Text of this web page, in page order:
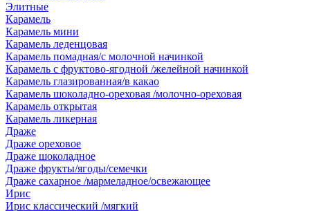
Элитные
Карамель
Карамель мини
Карамель леденцовая
Карамель помадная/с молочной начинкой
Карамель с фруктово-ягодной /желейной начинкой
Карамель глазированная/в какао
Карамель шоколадно-ореховая /молочно-ореховая
Карамель открытая
Карамель ликерная
Драже
Драже ореховое
Драже шоколадное
Драже фрукты/ягоды/семечки
Драже сахарное /мармеладное/освежающее
Ирис
Ирис классический /мягкий